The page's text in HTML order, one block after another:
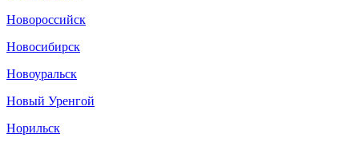
Новороссийск
Новосибирск
Новоуральск
Новый Уренгой
Норильск